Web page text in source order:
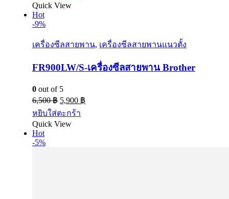
Quick View
Hot
-9%
เครื่องซีลสายพาน, เครื่องซีลสายพานแนวตั้ง
FR900LW/S-เครื่องซีลสายพาน Brother
0 out of 5
6,500฿ 5,900 ฿
หยิบใส่ตะกร้า
Quick View
Hot
-5%